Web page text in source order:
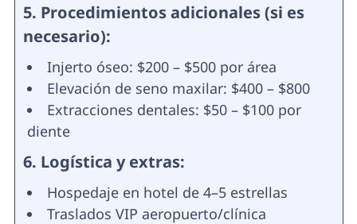
5. Procedimientos adicionales (si es
necesario):
Injerto óseo: $200 – $500 por área
Elevación de seno maxilar: $400 – $800
Extracciones dentales: $50 – $100 por
diente
6. Logística y extras:
Hospedaje en hotel de 4–5 estrellas
Traslados VIP aeropuerto/clínica